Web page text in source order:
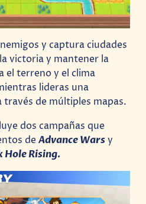
y captura ciudades
victoria y mantener la
el terreno y el clima
lideras una
través de múltiples mapas.
dos campañas que
deAdvance Warsy
Hole Rising.